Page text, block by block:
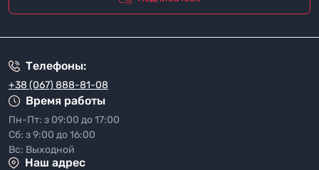
Телефоны:
+38 (067) 888-81-08
Время работы
Пн-Пт: з 09:00 до 17:00
Сб: з 9:00 до 16:00
Вс: Выходной
Наш адрес